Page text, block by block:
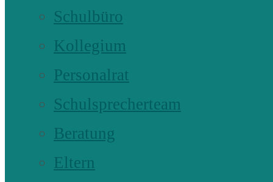
Schulbüro
Kollegium
Personalrat
Schulsprecherteam
Beratung
Eltern